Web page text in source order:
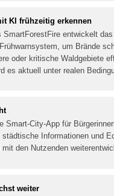
KI frühzeitig erkennen
entwickelt
um Brände
oder kritische Waldgebiete
es aktuell unter realen
Smart-City-App für
Informationen und
den Nutzenden
weiter